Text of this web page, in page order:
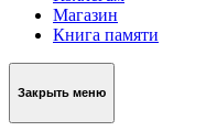
Магазин
Книга памяти
Закрыть меню